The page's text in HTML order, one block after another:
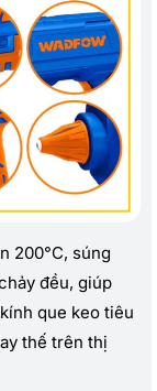
200°C, súng
đều, giúp
que keo tiêu
thế trên thị